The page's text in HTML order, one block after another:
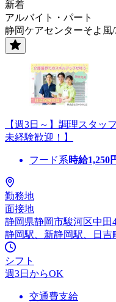
新着
アルバイト・パート
静岡ケアセンターそよ風/
【週3日～】調理スタッ
未経験歓迎！】
フード系時給1,250
勤務地
面接地
静岡県静岡市駿河区中田
静岡駅、新静岡駅、日
シフト
週3日からOK
交通費支給